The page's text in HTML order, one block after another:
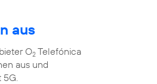
aus
O2 Telefónica
aus und
5G.